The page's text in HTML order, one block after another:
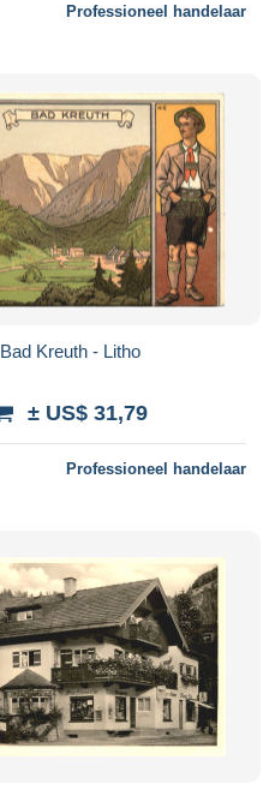
Professioneel handelaar
Bad Kreuth - Litho
± US$ 31,79
Professioneel handelaar